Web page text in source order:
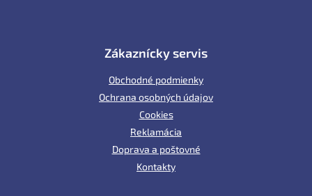
Zákaznícky servis
Obchodné podmienky
Ochrana osobných údajov
Cookies
Reklamácia
Doprava a poštovné
Kontakty